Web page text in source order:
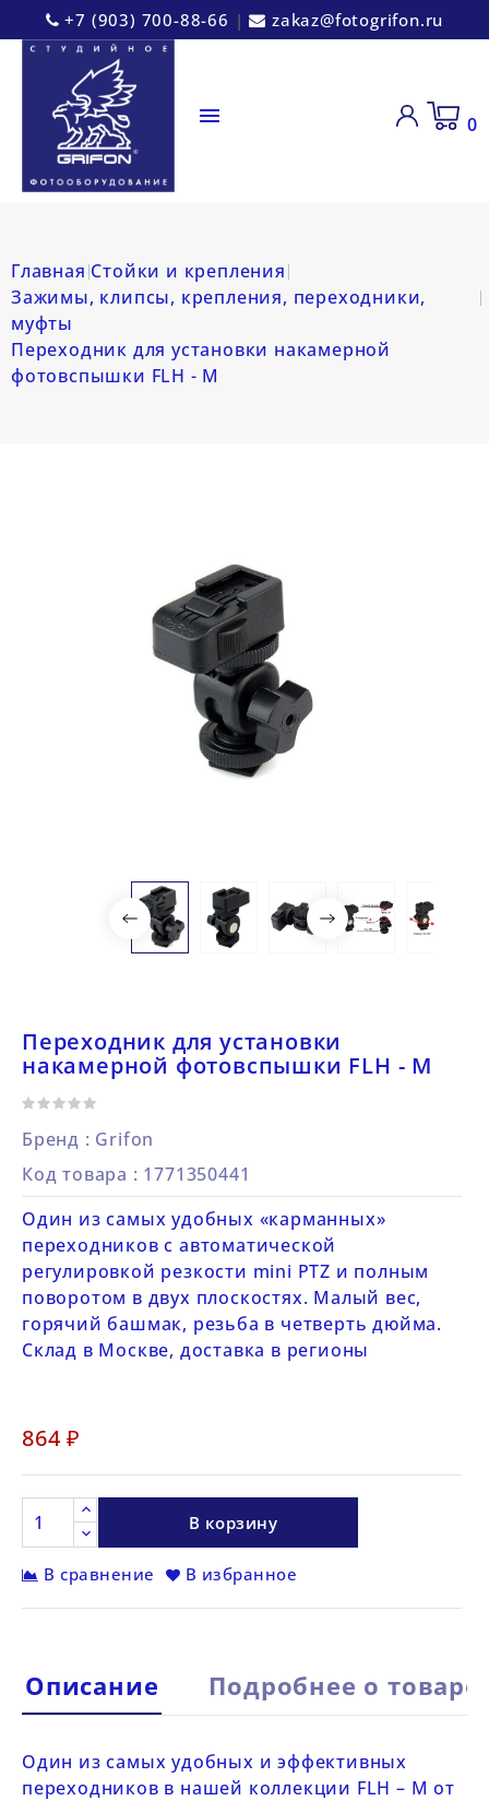
+7 (903) 700-88-66 | zakaz@fotogrifon.ru
 0
Главная Стойки и крепления
Зажимы, клипсы, крепления, переходники,
муфты
Переходник для установки накамерной
фотовспышки FLH - M
Переходник для установки
накамерной фотовспышки FLH - M
Бренд : Grifon
Код товара : 1771350441
Один из самых удобных «карманных»
переходников с автоматической
регулировкой резкости mini PTZ и полным
поворотом в двух плоскостях. Малый вес,
горячий башмак, резьба в четверть дюйма.
Склад в Москве, доставка в регионы
864 ₽
В корзину
В сравнение В избранное
Описание Подробнее о товаре
Один из самых удобных и эффективных
переходников в нашей коллекции FLH – M от